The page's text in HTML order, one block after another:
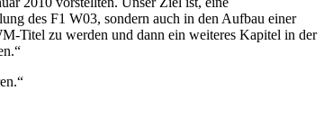
des F1 W03, sondern auch in den Aufbau einer
Titel zu werden und dann ein weiteres Kapitel in der